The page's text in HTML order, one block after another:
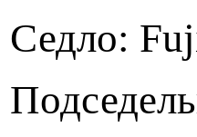
Седло: